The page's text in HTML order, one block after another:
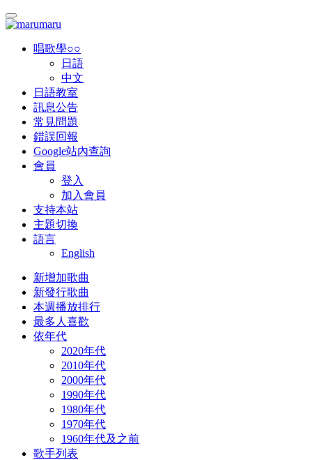
唱歌學○○
日語
中文
日語教室
訊息公告
常見問題
錯誤回報
Google站內查詢
會員
登入
加入會員
支持本站
主題切換
語言
English
新增加歌曲
新發行歌曲
本週播放排行
最多人喜歡
依年代
2020年代
2010年代
2000年代
1990年代
1980年代
1970年代
1960年代及之前
歌手列表